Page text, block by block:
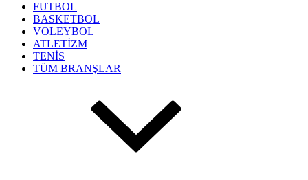
FUTBOL
BASKETBOL
VOLEYBOL
ATLETİZM
TENİS
TÜM BRANŞLAR